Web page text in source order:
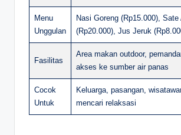
Menu
Unggulan
Nasi Goreng (Rp15.000), Sate
(Rp20.000), Jus Jeruk
Fasilitas
Area makan outdoor,
akses ke sumber air panas
Cocok
Untuk
Keluarga, pasangan,
mencari relaksasi